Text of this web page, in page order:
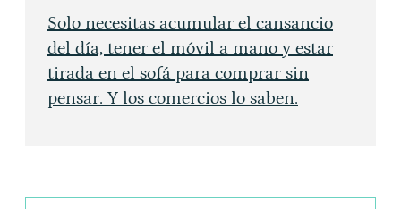
Solo necesitas acumular el cansancio
del día, tener el móvil a mano y estar
tirada en el sofá para comprar sin
pensar. Y los comercios lo saben.